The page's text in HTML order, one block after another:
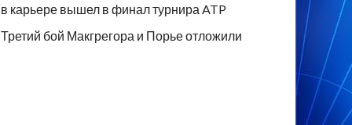
в карьере вышел в финал турнира ATP
Третий бой Макгрегора и Порье отложили